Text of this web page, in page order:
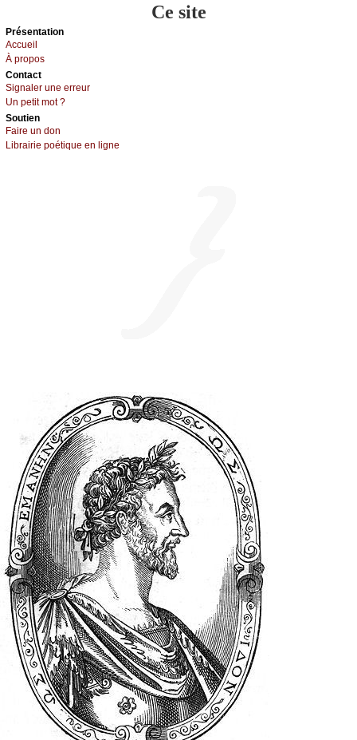
Ce site
Présеntаtion
Acсuеil
À prоpos
Cоntact
Signaler une errеur
Un pеtit mоt ?
Sоutien
Fаirе un dоn
Librairiе pоétique en lignе